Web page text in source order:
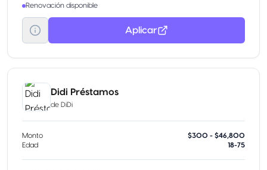
Renovación disponible
Aplicar
Didi Préstamos
de DiDi
Monto
$300 - $46,800
Edad
18-75